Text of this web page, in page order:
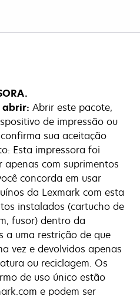
abrir: Abrir este pacote,
de impressão ou
sua aceitação
Esta impressora foi
com suprimentos
concorda em usar
da Lexmark com esta
instalados (cartucho de
fusor) dentro da
a uma restrição de que
vez e devolvidos apenas
ou reciclagem. Os
de uso único estão
e podem ser